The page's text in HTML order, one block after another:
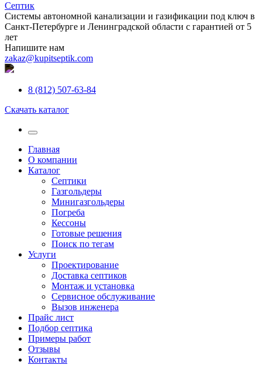
Септик
Системы автономной канализации и газификации под ключ в
Санкт-Петербурге и Ленинградской области с гарантией от 5
лет
Напишите нам
zakaz@kupitseptik.com
8 (812) 507-63-84
Скачать каталог
Главная
О компании
Каталог
Септики
Газгольдеры
Минигазгольдеры
Погреба
Кессоны
Готовые решения
Поиск по тегам
Услуги
Проектирование
Доставка септиков
Монтаж и установка
Сервисное обслуживание
Вызов инженера
Прайс лист
Подбор септика
Примеры работ
Отзывы
Контакты